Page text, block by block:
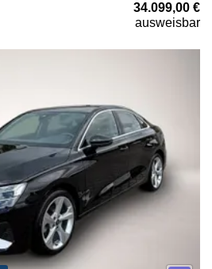
34.099,00 €
ausweisbar